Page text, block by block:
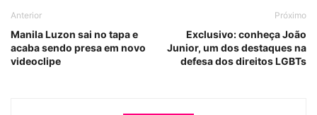
Anterior
Manila Luzon sai no tapa e
acaba sendo presa em novo
videoclipe
Próximo
Exclusivo: conheça João
Junior, um dos destaques na
defesa dos direitos LGBTs